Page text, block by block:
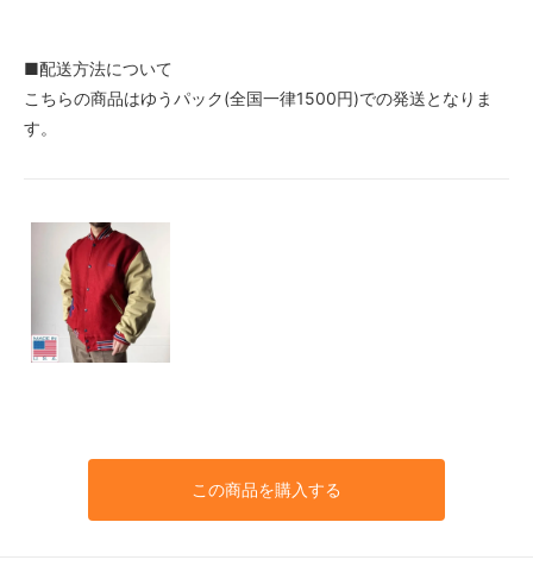
■配送方法について
こちらの商品はゆうパック(全国一律1500円)での発送となりま
す。
この商品を購入する